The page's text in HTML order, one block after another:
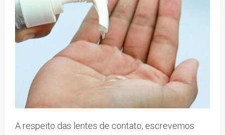
A respeito das lentes de contato, escrevemos